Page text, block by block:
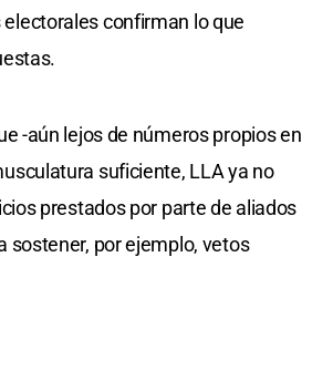
confirman lo que
-aún lejos de números propios en
suficiente, LLA ya no
prestados por parte de aliados
sostener, por ejemplo, vetos